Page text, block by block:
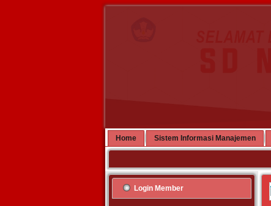
Home Sistem Informasi Manajemen
Login Member